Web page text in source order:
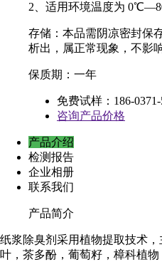
2、适用环境温度为
存储：本品需阴凉密封保
析出，属正常现象，不影
保质期：一年
免费试样：186-0371-
咨询产品价格
产品介绍
检测报告
企业相册
联系我们
产品简介
纸浆除臭剂采用植物提取技术
叶，茶多酚，葡萄籽，樟科植